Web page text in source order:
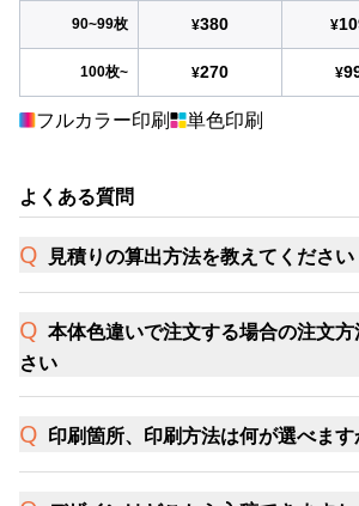
90~99枚 ¥380 ¥
100枚~ ¥270 ¥
フルカラー印刷 単色印刷
よくある質問
見積りの算出方法を教えてください
本体色違いで注文する場合の注文
さい
印刷箇所、印刷方法は何が選べます